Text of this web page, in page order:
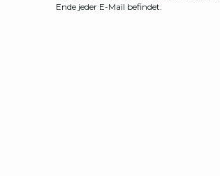
Ende jeder E-Mail befindet.